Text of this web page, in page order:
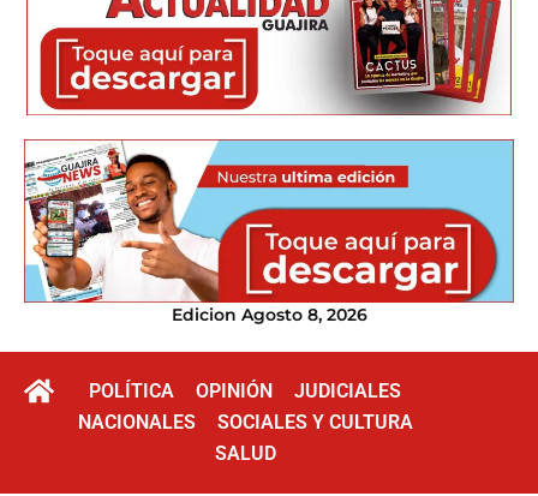
Edicion Agosto 8, 2026
POLÍTICA OPINIÓN
JUDICIALES
NACIONALES
SOCIALES Y CULTURA
SALUD